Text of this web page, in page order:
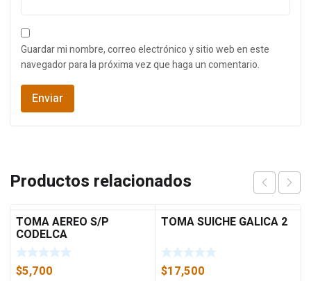
Guardar mi nombre, correo electrónico y sitio web en este
navegador para la próxima vez que haga un comentario.
Productos relacionados
TOMA AEREO S/P
CODELCA
$5,700
TOMA SUICHE GALICA 2
$17,500